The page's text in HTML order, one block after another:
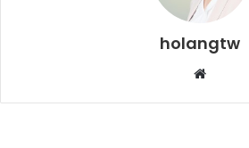
holangtw
Website